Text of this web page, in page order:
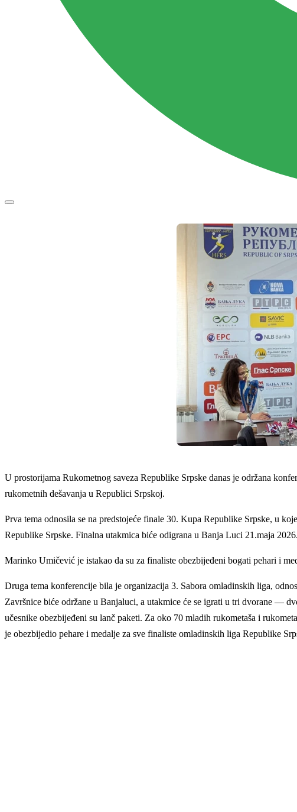
U prostorijama Rukometnog saveza Republike Srpske danas je održana
rukometnih dešavanja u Republici Srpskoj.
Prva tema odnosila se na predstojeće finale 30. Kupa Republike Srpske, u
Republike Srpske. Finalna utakmica biće odigrana u Banja Luci 21.maja
Marinko Umičević je istakao da su za finaliste obezbijeđeni bogati pehari i
Druga tema konferencije bila je organizacija 3. Sabora omladinskih liga,
Završnice biće održane u Banjaluci, a utakmice će se igrati u tri dvorane —
učesnike obezbijeđeni su lanč paketi. Za oko 70 mladih rukometaša i
je obezbijedio pehare i medalje za sve finaliste omladinskih liga Republike